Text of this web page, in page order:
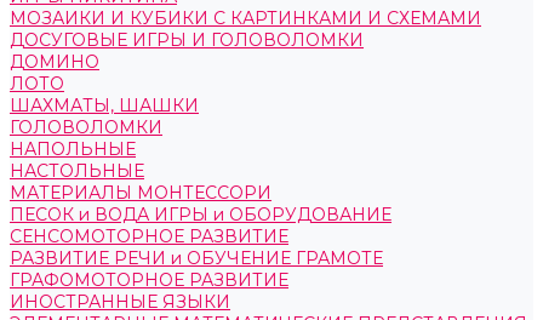
МОЗАИКИ И КУБИКИ С КАРТИНКАМИ И СХЕМАМИ
ДОСУГОВЫЕ ИГРЫ И ГОЛОВОЛОМКИ
ДОМИНО
ЛОТО
ШАХМАТЫ, ШАШКИ
ГОЛОВОЛОМКИ
НАПОЛЬНЫЕ
НАСТОЛЬНЫЕ
МАТЕРИАЛЫ МОНТЕССОРИ
ПЕСОК и ВОДА ИГРЫ и ОБОРУДОВАНИЕ
СЕНСОМОТОРНОЕ РАЗВИТИЕ
РАЗВИТИЕ РЕЧИ и ОБУЧЕНИЕ ГРАМОТЕ
ГРАФОМОТОРНОЕ РАЗВИТИЕ
ИНОСТРАННЫЕ ЯЗЫКИ